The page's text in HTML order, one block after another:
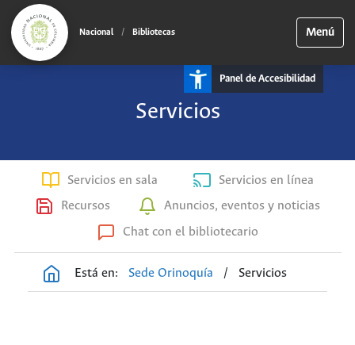
Nacional / Bibliotecas Menú
Panel de Accesibilidad
Servicios
Servicios en sala
Servicios en línea
Recursos
Anuncios, eventos y noticias
Chat con el bibliotecario
Está en: Sede Orinoquía / Servicios